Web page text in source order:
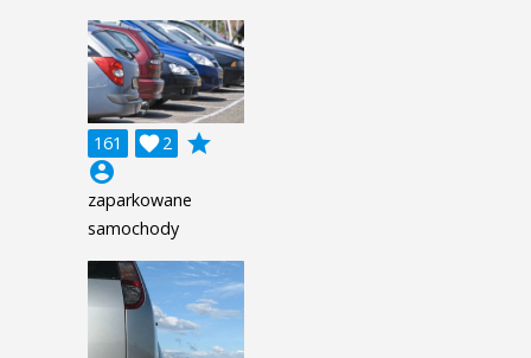
161 2

grade
account_circle
zaparkowane
samochody